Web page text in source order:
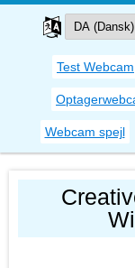
Test Webcam
Webcam spejl